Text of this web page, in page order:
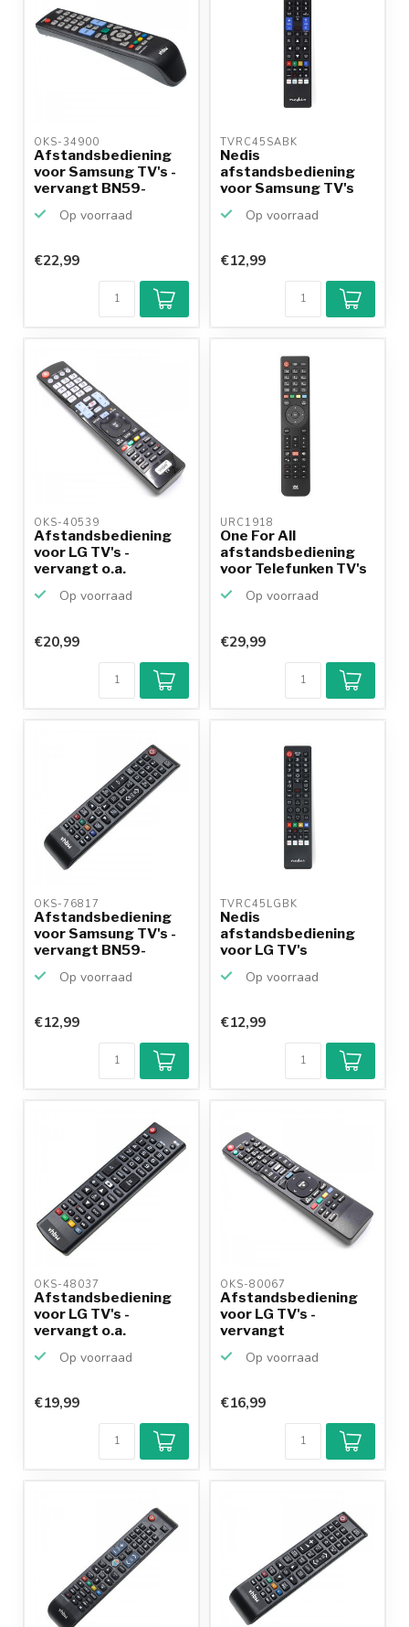
OKS-34900
Afstandsbediening
voor Samsung TV's -
vervangt BN59-
Op voorraad
€22,99
TVRC45SABK
Nedis
afstandsbediening
voor Samsung TV's
Op voorraad
€12,99
OKS-40539
Afstandsbediening
voor LG TV's -
vervangt o.a.
Op voorraad
€20,99
URC1918
One For All
afstandsbediening
voor Telefunken TV's
Op voorraad
€29,99
OKS-76817
Afstandsbediening
voor Samsung TV's -
vervangt BN59-
Op voorraad
€12,99
TVRC45LGBK
Nedis
afstandsbediening
voor LG TV's
Op voorraad
Klantenbeoordeling
9,2/10
Achteraf
betalen mogelijk
€12,99
OKS-48037
Afstandsbediening
voor LG TV's -
vervangt o.a.
Op voorraad
€19,99
OKS-80067
Afstandsbediening
voor LG TV's -
vervangt
Op voorraad
€16,99